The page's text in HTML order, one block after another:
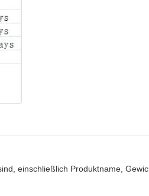
einschließlich Produktname,